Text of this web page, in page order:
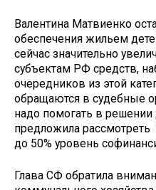
Валентина Матвиенко
обеспечения жильем
сейчас значительно
субъектам РФ средств,
очередников из этой
обращаются в судебные
надо помогать в
предложила
до 50% уровень
Глава СФ обратила